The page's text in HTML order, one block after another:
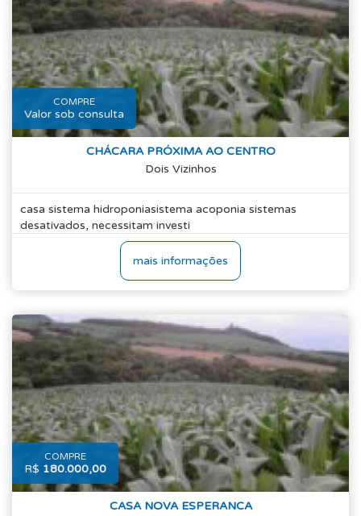
COMPRE
Valor sob consulta
CHÁCARA PRÓXIMA AO CENTRO
Dois Vizinhos
casa sistema hidroponiasistema acoponia sistemas
desativados, necessitam investi
mais informações
COMPRE
R$ 180.000,00
CASA NOVA ESPERANCA